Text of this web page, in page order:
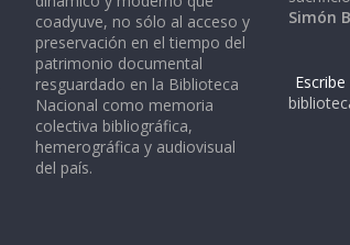
coadyuve, no sólo al acceso y
preservación en el tiempo del
patrimonio documental
resguardado en la Biblioteca
Nacional como memoria
colectiva bibliográfica,
hemerográfica y audiovisual
del país.
Simón